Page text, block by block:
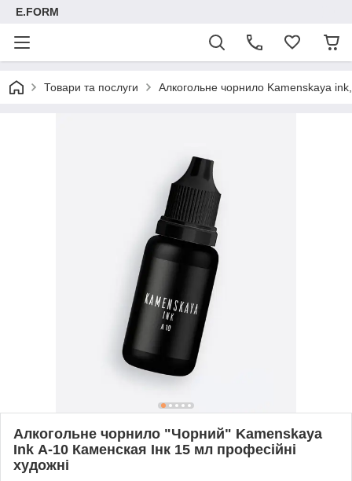
E.FORM
Товари та послуги Алкогольне чорнило Kamenskaya
Алкогольне чорнило "Чорний" Kamenskaya
Ink А-10 Каменская Інк 15 мл професійні
художні